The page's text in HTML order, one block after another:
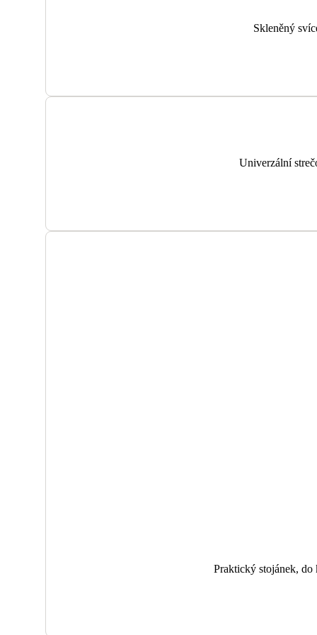
Skleněný
Univerzální
Praktický stojánek, do